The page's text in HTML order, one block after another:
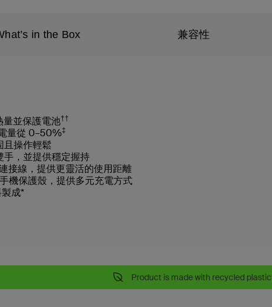
in the Box 兼容性
並保護電池††
量從 0–50%‡
且操作輕鬆
手，並提供穩定握持
接線，提供更靈活的使用距離
機保護殼，提供多元充電方式
成*
Product is made with recycled